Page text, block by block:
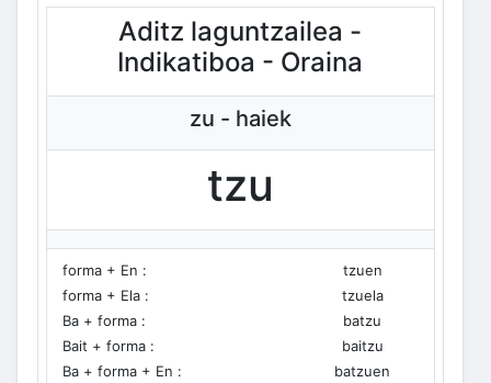
Aditz laguntzailea -
Indikatiboa - Oraina
zu - haiek
tzu
forma + En :
tzuen
forma + Ela :
tzuela
Ba + forma :
batzu
Bait + forma :
baitzu
Ba + forma + En :
batzuen